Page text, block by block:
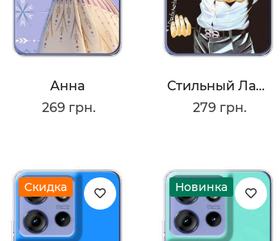
Анна
269 грн.
Стильный Лайт Ягами
279 грн.
Скидка Новинка